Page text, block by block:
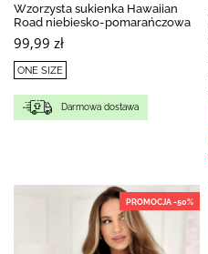
Wzorzysta sukienka Hawaiian
Road niebiesko-pomarańczowa
99,99 zł
ONE SIZE
Darmowa dostawa
PROMOCJA -50%